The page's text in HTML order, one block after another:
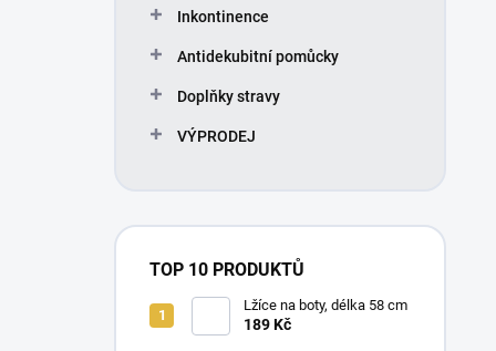
Inkontinence
Antidekubitní pomůcky
Doplňky stravy
VÝPRODEJ
TOP 10 PRODUKTŮ
Lžíce na boty, délka 58 cm
189 Kč